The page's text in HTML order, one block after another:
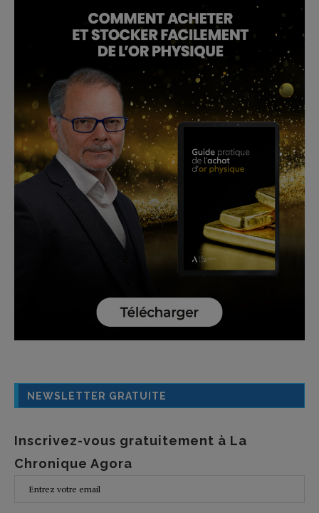
NEWSLETTER GRATUITE
Inscrivez-vous gratuitement à La
Chronique Agora